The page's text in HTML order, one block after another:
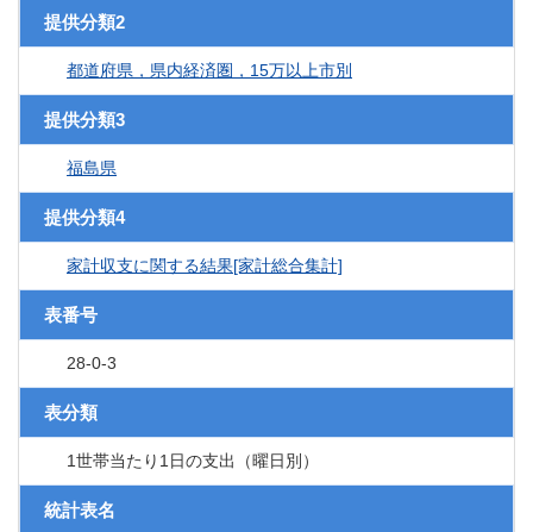
提供分類2
都道府県，県内経済圏，15万以上市別
提供分類3
福島県
提供分類4
家計収支に関する結果[家計総合集計]
表番号
28-0-3
表分類
1世帯当たり1日の支出（曜日別）
統計表名